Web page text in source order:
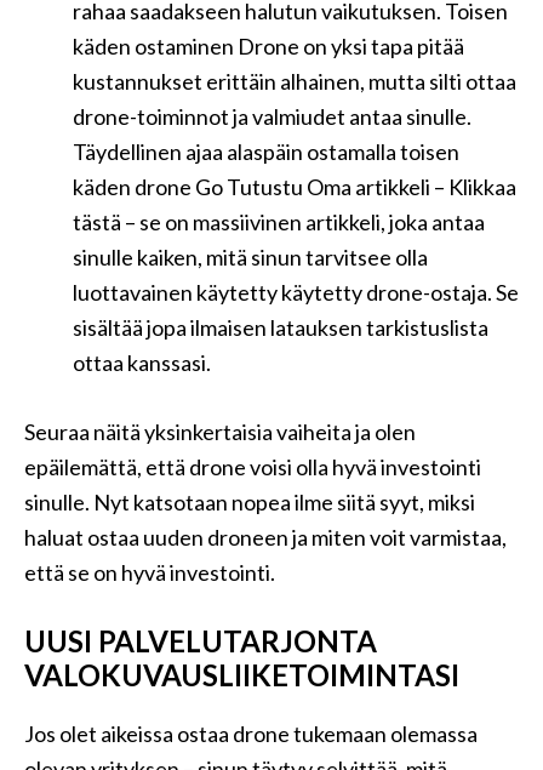
rahaa saadakseen halutun vaikutuksen. Toisen
käden ostaminen Drone on yksi tapa pitää
kustannukset erittäin alhainen, mutta silti ottaa
drone-toiminnot ja valmiudet antaa sinulle.
Täydellinen ajaa alaspäin ostamalla toisen
käden drone Go Tutustu Oma artikkeli – Klikkaa
tästä – se on massiivinen artikkeli, joka antaa
sinulle kaiken, mitä sinun tarvitsee olla
luottavainen käytetty käytetty drone-ostaja. Se
sisältää jopa ilmaisen latauksen tarkistuslista
ottaa kanssasi.
Seuraa näitä yksinkertaisia ​​vaiheita ja olen
epäilemättä, että drone voisi olla hyvä investointi
sinulle. Nyt katsotaan nopea ilme siitä syyt, miksi
haluat ostaa uuden droneen ja miten voit varmistaa,
että se on hyvä investointi.
UUSI PALVELUTARJONTA
VALOKUVAUSLIIKETOIMINTASI
Jos olet aikeissa ostaa drone tukemaan olemassa